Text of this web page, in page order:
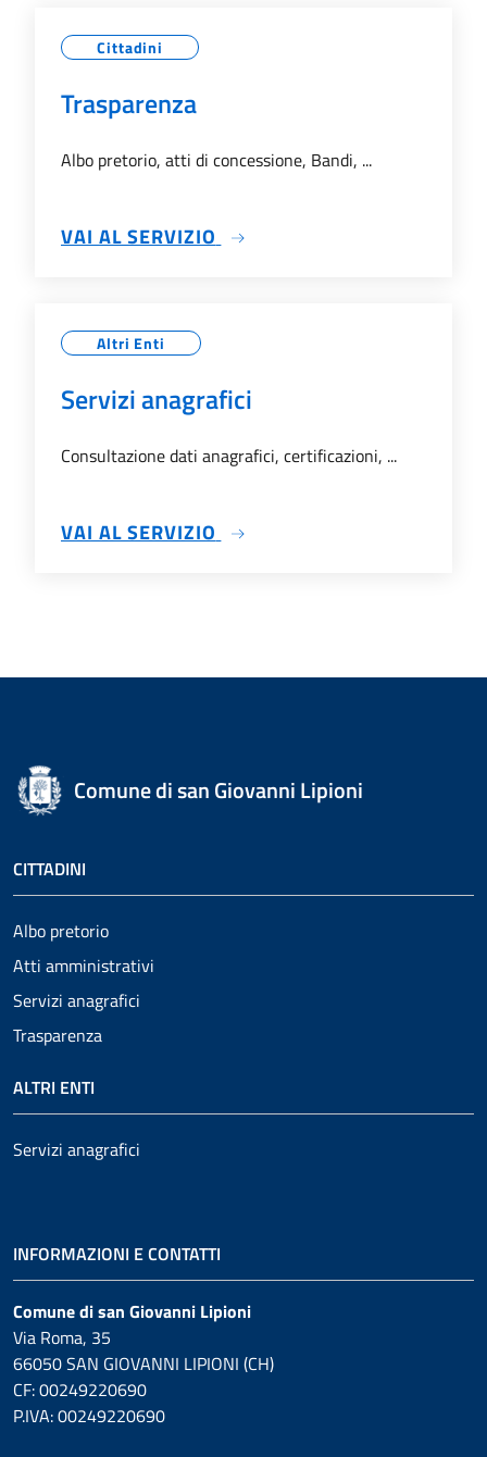
Cittadini
Trasparenza
Albo pretorio, atti di concessione, Bandi, ...
VAI AL SERVIZIO SU TRASPARENZA
Altri Enti
Servizi anagrafici
Consultazione dati anagrafici, certificazioni, ...
VAI AL SERVIZIO SU SERVIZI ANAGRAFICI
Comune di san Giovanni Lipioni
CITTADINI
Albo pretorio
Atti amministrativi
Servizi anagrafici
Trasparenza
ALTRI ENTI
Servizi anagrafici
INFORMAZIONI E CONTATTI
Comune di san Giovanni Lipioni
Via Roma, 35
66050 SAN GIOVANNI LIPIONI (CH)
CF: 00249220690
P.IVA: 00249220690